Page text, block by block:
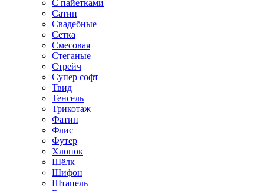
С пайетками
Сатин
Свадебные
Сетка
Смесовая
Стеганые
Стрейч
Супер софт
Твид
Тенсель
Трикотаж
Фатин
Флис
Футер
Хлопок
Шёлк
Шифон
Штапель